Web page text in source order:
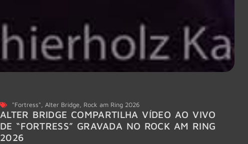
"Fortress",Alter Bridge, Rock am Ring 2026
ALTER BRIDGE COMPARTILHA VÍDEO AO VIVO
DE “FORTRESS” GRAVADA NO ROCK AM RING
2026